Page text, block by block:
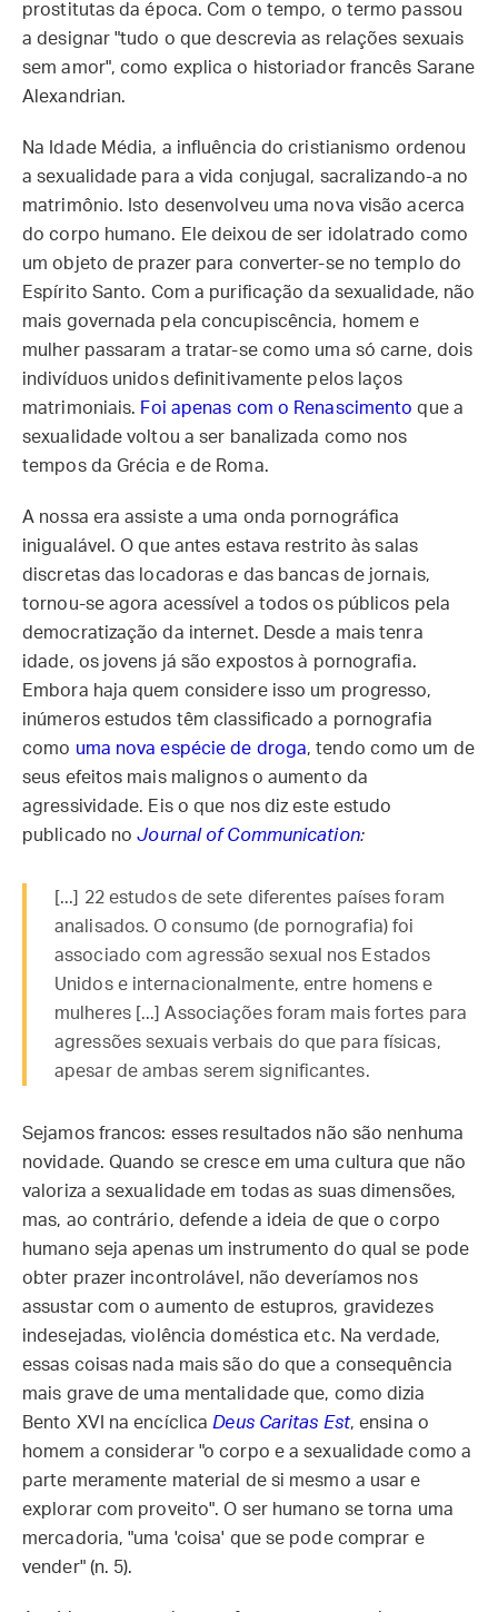
prostitutas da época. Com o tempo, o termo passou
a designar "tudo o que descrevia as relações sexuais
sem amor", como explica o historiador francês Sarane
Alexandrian.
Na Idade Média, a influência do cristianismo ordenou
a sexualidade para a vida conjugal, sacralizando-a no
matrimônio. Isto desenvolveu uma nova visão acerca
do corpo humano. Ele deixou de ser idolatrado como
um objeto de prazer para converter-se no templo do
Espírito Santo. Com a purificação da sexualidade, não
mais governada pela concupiscência, homem e
mulher passaram a tratar-se como uma só carne, dois
indivíduos unidos definitivamente pelos laços
matrimoniais. Foi apenas com o Renascimento que a
sexualidade voltou a ser banalizada como nos
tempos da Grécia e de Roma.
A nossa era assiste a uma onda pornográfica
inigualável. O que antes estava restrito às salas
discretas das locadoras e das bancas de jornais,
tornou-se agora acessível a todos os públicos pela
democratização da internet. Desde a mais tenra
idade, os jovens já são expostos à pornografia.
Embora haja quem considere isso um progresso,
inúmeros estudos têm classificado a pornografia
como uma nova espécie de droga, tendo como um de
seus efeitos mais malignos o aumento da
agressividade. Eis o que nos diz este estudo
publicado noJournal of Communication:
[...] 22 estudos de sete diferentes países foram
analisados. O consumo (de pornografia) foi
associado com agressão sexual nos Estados
Unidos e internacionalmente, entre homens e
mulheres [...] Associações foram mais fortes para
agressões sexuais verbais do que para físicas,
apesar de ambas serem significantes.
Sejamos francos: esses resultados não são nenhuma
novidade. Quando se cresce em uma cultura que não
valoriza a sexualidade em todas as suas dimensões,
mas, ao contrário, defende a ideia de que o corpo
humano seja apenas um instrumento do qual se pode
obter prazer incontrolável, não deveríamos nos
assustar com o aumento de estupros, gravidezes
indesejadas, violência doméstica etc. Na verdade,
essas coisas nada mais são do que a consequência
mais grave de uma mentalidade que, como dizia
Bento XVI na encíclica Deus Caritas Est, ensina o
homem a considerar "o corpo e a sexualidade como a
parte meramente material de si mesmo a usar e
explorar com proveito". O ser humano se torna uma
mercadoria, "uma 'coisa' que se pode comprar e
vender" (n. 5).